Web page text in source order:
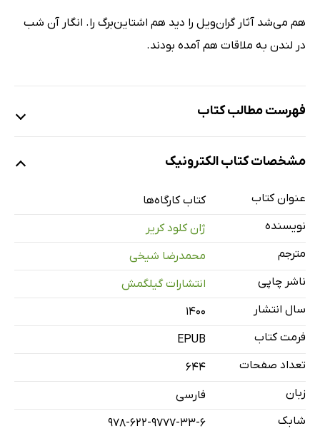
هم می‌شد آثار گران‌ویل را دید هم اشتاین‌برگ را. انگار آن‌ شب
در لندن به ملاقات هم آمده بودند.
فهرست مطالب کتاب
چرا کارگاه؟
با ژاک تاتی و پی یر اِتِکس از 1957 به بعد
غیب شدن
در باب مونتاژ
چند کلمه ای درباره ی فیلم نامه نویس
پیتر بروک: دیدارهای اولیه
با لویی مال
مشخصات کتاب الکترونیک
عنوان کتاب
کتاب کارگاه‌ها
نویسنده
ژان کلود کریر
مترجم
محمدرضا شیخی
ناشر چاپی
انتشارات گیلگمش
سال انتشار
۱۴۰۰
فرمت کتاب
EPUB
تعداد صفحات
644
زبان
فارسی
شابک
978-622-9777-33-6